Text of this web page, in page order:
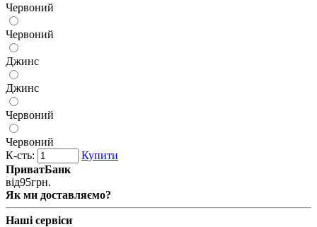
Червоний
Червоний
Джинс
Джинс
Червоний
Червоний
К-сть:
Купити
ПриватБанк
від95грн.
Як ми доставляємо?
Наші сервіси